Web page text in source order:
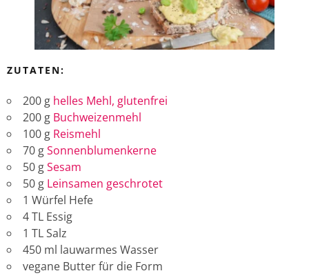
ZUTATEN:
200 g helles Mehl, glutenfrei
200 g Buchweizenmehl
100 g Reismehl
70 gSonnenblumenkerne
50 gSesam
50 g Leinsamen geschrotet
1 Würfel Hefe
4 TL Essig
1 TL Salz
450 ml lauwarmes Wasser
vegane Butter für die Form